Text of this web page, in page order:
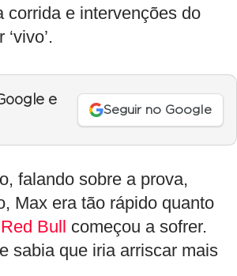
corrida e intervenções do
e
Seguir no Google
falando sobre a prova,
Max era tão rápido quanto
Red Bull começou a sofrer.
sabia que iria arriscar mais